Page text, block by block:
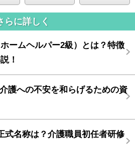
らに詳しく
ームヘルパー2級）とは？特徴
！
への不安を和らげるための資
式名称は？介護職員初任者研修